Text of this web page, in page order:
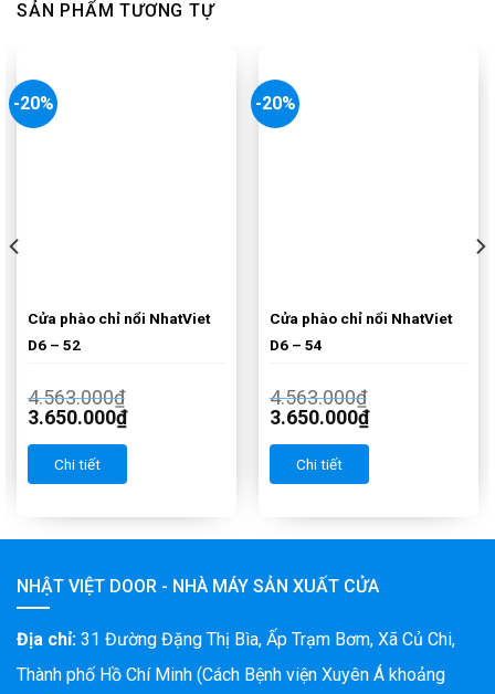
SẢN PHẨM TƯƠNG TỰ
-20%
Cửa phào chỉ nổi NhatViet
D6 – 52
4.563.000₫
3.650.000₫
Chi tiết
-20%
Cửa phào chỉ nổi NhatViet
D6 – 54
4.563.000₫
3.650.000₫
Chi tiết
NHẬT VIỆT DOOR - NHÀ MÁY SẢN XUẤT CỬA
Địa chỉ: 31 Đường Đặng Thị Bìa, Ấp Trạm Bơm, Xã Củ Chi,
Thành phố Hồ Chí Minh (Cách Bệnh viện Xuyên Á khoảng